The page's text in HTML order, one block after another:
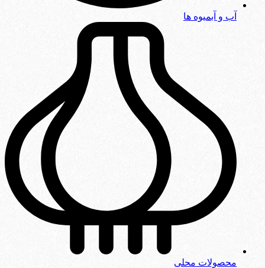
آب و آبمیوه ها
محصولات محلی